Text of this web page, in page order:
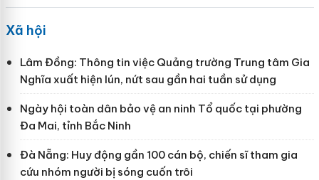
Xã hội
Lâm Đồng: Thông tin việc Quảng trường Trung tâm Gia
Nghĩa xuất hiện lún, nứt sau gần hai tuần sử dụng
Ngày hội toàn dân bảo vệ an ninh Tổ quốc tại phường
Đa Mai, tỉnh Bắc Ninh
Đà Nẵng: Huy động gần 100 cán bộ, chiến sĩ tham gia
cứu nhóm người bị sóng cuốn trôi